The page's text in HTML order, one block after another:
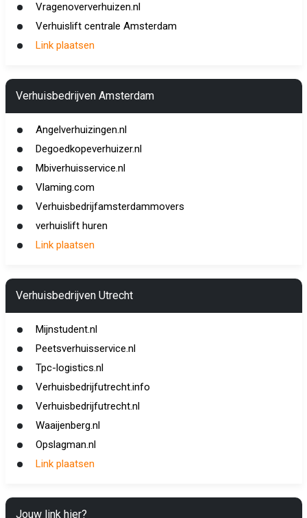
Vragenoververhuizen.nl
Verhuislift centrale Amsterdam
Link plaatsen
Verhuisbedrijven Amsterdam
Angelverhuizingen.nl
Degoedkopeverhuizer.nl
Mbiverhuisservice.nl
Vlaming.com
Verhuisbedrijfamsterdammovers
verhuislift huren
Link plaatsen
Verhuisbedrijven Utrecht
Mijnstudent.nl
Peetsverhuisservice.nl
Tpc-logistics.nl
Verhuisbedrijfutrecht.info
Verhuisbedrijfutrecht.nl
Waaijenberg.nl
Opslagman.nl
Link plaatsen
Jouw link hier?